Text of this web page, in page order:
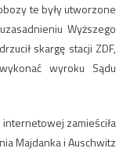
te były utworzone
Wyższego
skargę stacji ZDF,
wyroku Sądu
zamieściła
Majdanka i Auschwitz